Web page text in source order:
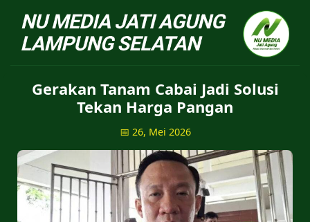
NU Jatiagung - Situs
Gerakan Tanam Cabai Jadi Solusi
Tekan Harga Pangan
📅 26, Mei 2026